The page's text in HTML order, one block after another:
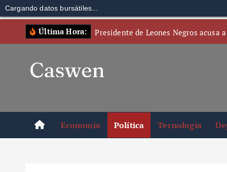
Cargando datos bursátiles...
Última Hora: Presidente de Leones Negros acusa
Economía Política Tecnología